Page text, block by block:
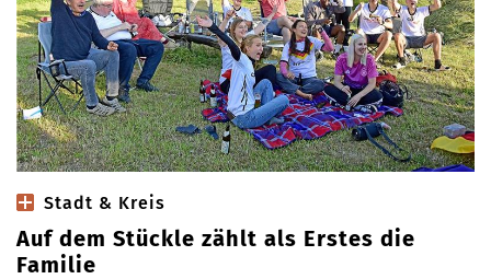
Stadt & Kreis
Auf dem Stückle zählt als Erstes die
Familie